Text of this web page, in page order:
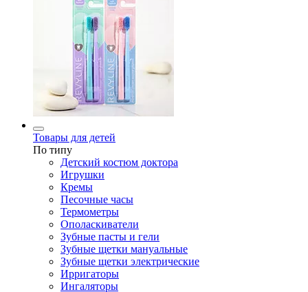
Товары для детей
По типу
Детский костюм доктора
Игрушки
Кремы
Песочные часы
Термометры
Ополаскиватели
Зубные пасты и гели
Зубные щетки мануальные
Зубные щетки электрические
Ирригаторы
Ингаляторы